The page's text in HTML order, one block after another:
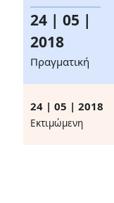
24 | 05 |
2018
Πραγματική
24 | 05 | 2018
Eκτιμώμενη